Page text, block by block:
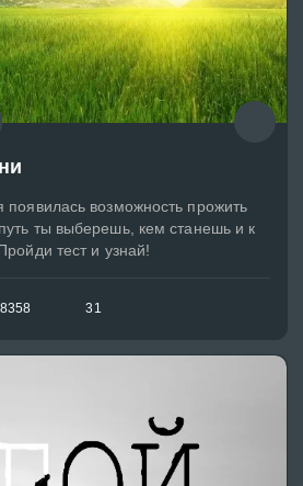
появилась возможность прожить
ты выберешь, кем станешь и к
тест и узнай!
8358 31